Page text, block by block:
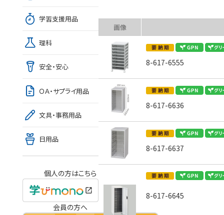
画像
8-617-6555
8-617-6636
8-617-6637
8-617-6645
学習支援用品
理科
安全・安心
ＯＡ・サプライ用品
文具・事務用品
日用品
個人の方はこちら
会員の方へ